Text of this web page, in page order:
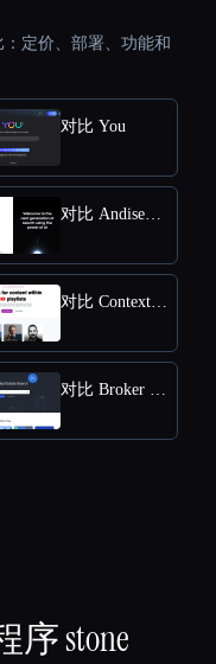
定价、部署、功能和
对比 You
对比 Andisearch
对比 Context Search
对比 Broker One AI Engine
序stone